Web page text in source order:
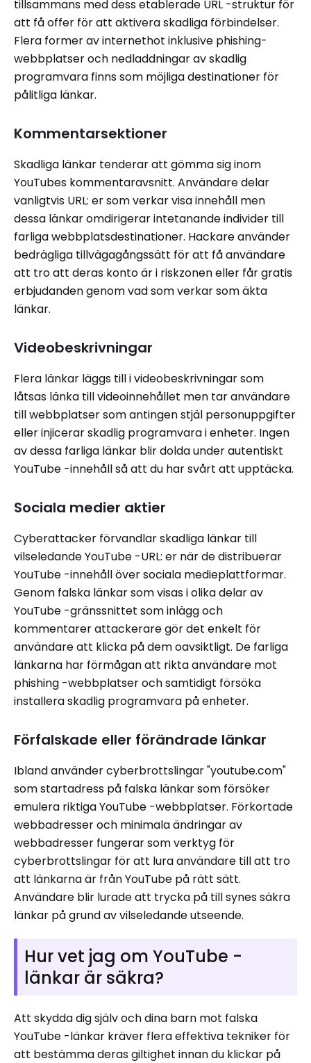
tillsammans med dess etablerade URL -struktur för
att få offer för att aktivera skadliga förbindelser.
Flera former av internethot inklusive phishing-
webbplatser och nedladdningar av skadlig
programvara finns som möjliga destinationer för
pålitliga länkar.
Kommentarsektioner
Skadliga länkar tenderar att gömma sig inom
YouTubes kommentaravsnitt. Användare delar
vanligtvis URL: er som verkar visa innehåll men
dessa länkar omdirigerar intetanande individer till
farliga webbplatsdestinationer. Hackare använder
bedrägliga tillvägagångssätt för att få användare
att tro att deras konto är i riskzonen eller får gratis
erbjudanden genom vad som verkar som äkta
länkar.
Videobeskrivningar
Flera länkar läggs till i videobeskrivningar som
låtsas länka till videoinnehållet men tar användare
till webbplatser som antingen stjäl personuppgifter
eller injicerar skadlig programvara i enheter. Ingen
av dessa farliga länkar blir dolda under autentiskt
YouTube -innehåll så att du har svårt att upptäcka.
Sociala medier aktier
Cyberattacker förvandlar skadliga länkar till
vilseledande YouTube -URL: er när de distribuerar
YouTube -innehåll över sociala medieplattformar.
Genom falska länkar som visas i olika delar av
YouTube -gränssnittet som inlägg och
kommentarer attackerare gör det enkelt för
användare att klicka på dem oavsiktligt. De farliga
länkarna har förmågan att rikta användare mot
phishing -webbplatser och samtidigt försöka
installera skadlig programvara på enheter.
Förfalskade eller förändrade länkar
Ibland använder cyberbrottslingar "youtube.com"
som startadress på falska länkar som försöker
emulera riktiga YouTube -webbplatser. Förkortade
webbadresser och minimala ändringar av
webbadresser fungerar som verktyg för
cyberbrottslingar för att lura användare till att tro
att länkarna är från YouTube på rätt sätt.
Användare blir lurade att trycka på till synes säkra
länkar på grund av vilseledande utseende.
Hur vet jag om YouTube -
länkar är säkra?
Att skydda dig själv och dina barn mot falska
YouTube -länkar kräver flera effektiva tekniker för
att bestämma deras giltighet innan du klickar på